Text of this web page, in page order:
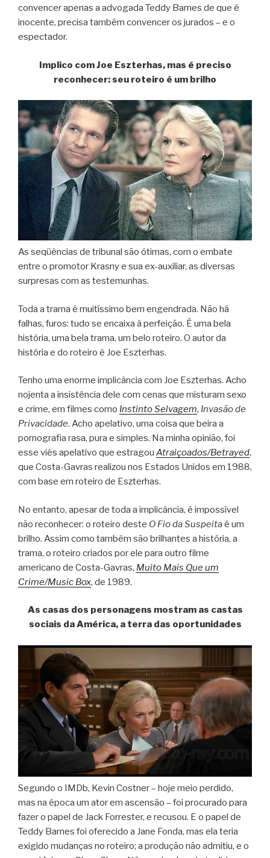
convencer apenas a advogada Teddy Barnes de que é
inocente, precisa também convencer os jurados – e o
espectador.
Implico com Joe Eszterhas, mas é preciso
reconhecer: seu roteiro é um brilho
As seqüências de tribunal são ótimas, com o embate
entre o promotor Krasny e sua ex-auxiliar, as diversas
surpresas com as testemunhas.
Toda a trama é muitíssimo bem engendrada. Não há
falhas, furos: tudo se encaixa à perfeição. É uma bela
história, uma bela trama, um belo roteiro. O autor da
história e do roteiro é Joe Eszterhas.
Tenho uma enorme implicância com Joe Eszterhas. Acho
nojenta a insistência dele com cenas que misturam sexo
e crime, em filmes como Instinto Selvagem, Invasão de
Privacidade. Acho apelativo, uma coisa que beira a
pornografia rasa, pura e simples. Na minha opinião, foi
esse viés apelativo que estragou Atraiçoados/Betrayed,
que Costa-Gavras realizou nos Estados Unidos em 1988,
com base em roteiro de Eszterhas.
No entanto, apesar de toda a implicância, é impossível
não reconhecer: o roteiro deste O Fio da Suspeitaé um
brilho. Assim como também são brilhantes a história, a
trama, o roteiro criados por ele para outro filme
americano de Costa-Gavras, Muito Mais Que um
Crime/Music Box, de 1989.
As casas dos personagens mostram as castas
sociais da América, a terra das oportunidades
Segundo o IMDb, Kevin Costner – hoje meio perdido,
mas na época um ator em ascensão – foi procurado para
fazer o papel de Jack Forrester, e recusou. E o papel de
Teddy Barnes foi oferecido a Jane Fonda, mas ela teria
exigido mudanças no roteiro; a produção não admitiu, e o